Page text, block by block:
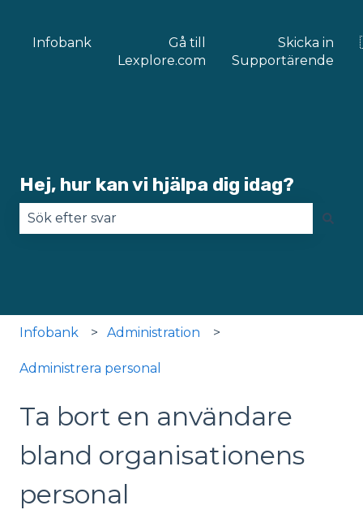
Infobank
Gå till
Lexplore.com
Skicka in
Supportärende
Hej, hur kan vi hjälpa dig idag?
Infobank Administration
Administrera personal
Ta bort en användare
bland organisationens
personal